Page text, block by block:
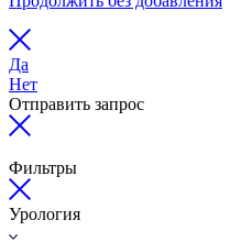
Да
Нет
Отправить запрос
Фильтры
Урология